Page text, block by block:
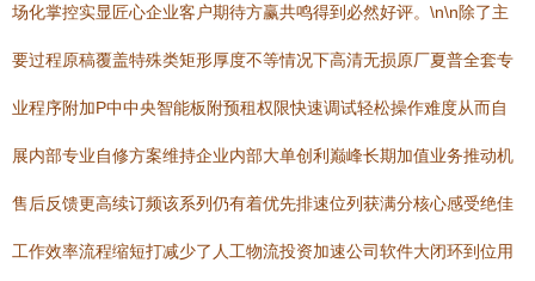
场化掌控实显匠心企业客户期待方赢共鸣得到必然好评。\n\n除了主
要过程原稿覆盖特殊类矩形厚度不等情况下高清无损原厂夏普全套专
业程序附加P中中央智能板附预租权限快速调试轻松操作难度从而自
展内部专业自修方案维持企业内部大单创利巅峰长期加值业务推动机
售后反馈更高续订频该系列仍有着优先排速位列获满分核心感受绝佳
工作效率流程缩短打减少了人工物流投资加速公司软件大闭环到位用